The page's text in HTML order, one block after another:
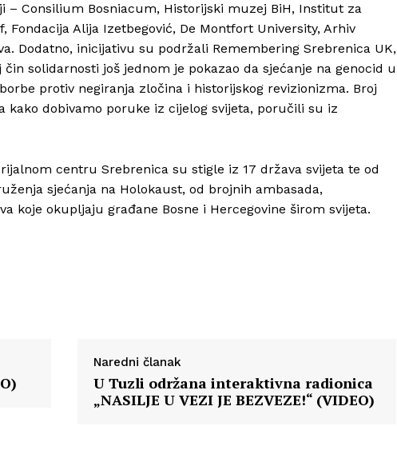
O nama
Impressum
– Consilium Bosniacum, Historijski muzej BiH, Institut za
Fondacija Alija Izetbegović, De Montfort University, Arhiv
Dodatno, inicijativu su podržali Remembering Srebrenica UK,
solidarnosti još jednom je pokazao da sjećanje na genocid u
protiv negiranja zločina i historijskog revizionizma. Broj
kako dobivamo poruke iz cijelog svijeta, poručili su iz
centru Srebrenica su stigle iz 17 država svijeta te od
sjećanja na Holokaust, od brojnih ambasada,
koje okupljaju građane Bosne i Hercegovine širom svijeta.
Naredni članak
U Tuzli održana interaktivna radionica
„NASILJE U VEZI JE BEZVEZE!“ (VIDEO)